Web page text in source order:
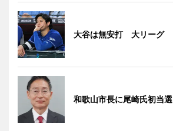
大谷は無安打 大リーグ
和歌山市長に尾崎氏初当選